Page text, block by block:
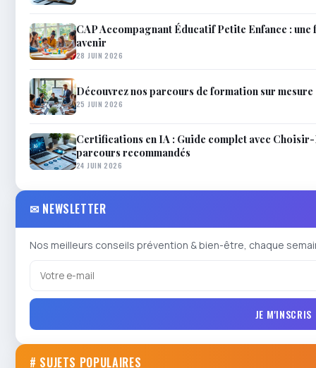
CAP Accompagnant Éducatif Petite Enfance :
avenir
28 JUIN 2026
Découvrez nos parcours de formation sur mesure
25 JUIN 2026
Certifications en IA : Guide complet avec
parcours recommandés
24 JUIN 2026
✉ NEWSLETTER
Nos meilleurs conseils prévention & bien-être, chaque
JE M'INSCRIS
# SUJETS POPULAIRES